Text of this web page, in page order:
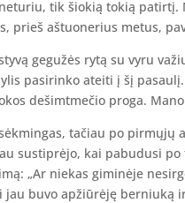
tik šiokią tokią
prieš aštuonerius metus,
gegužės rytą su vyru
pasirinko ateiti į šį
dešimtmečio proga.
tačiau po pirmųjų
sustiprėjo, kai pabudusi
„Ar niekas giminėje
jau buvo apžiūrėję berniuką